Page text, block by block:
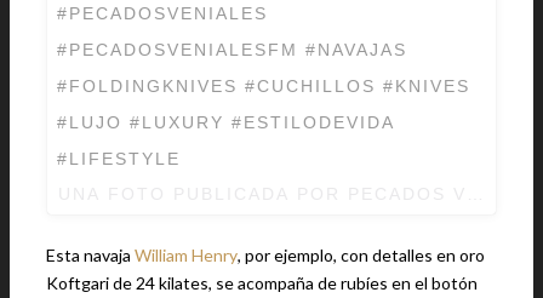
#PECADOSVENIALES
#PECADOSVENIALESFM #NAVAJAS
#FOLDINGKNIVES #CUCHILLOS #KNIVES
#LUJO #LUXURY #ESTILODEVIDA
#LIFESTYLE
Esta navaja William Henry, por ejemplo, con detalles en oro
Koftgari de 24 kilates, se acompaña de rubíes en el botón